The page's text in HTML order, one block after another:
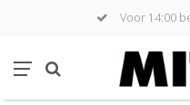
Voor 14:00